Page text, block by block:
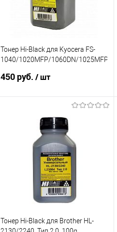
Тонер Hi-Black для Kyocera FS-
1040/1020MFP/1060DN/1025MFP,
450 руб. / шт
В корзину
Купить в 1 клик
Сравнение
В избранное
В наличии
Тонер Hi-Black для Brother HL-